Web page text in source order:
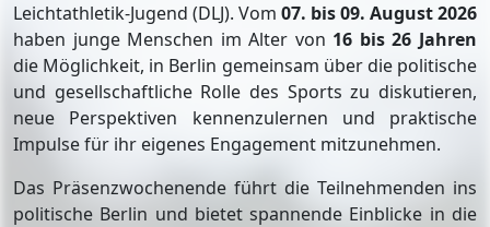
Leichtathletik-Jugend (DLJ). Vom 07. bis 09. August 2026
haben junge Menschen im Alter von 16 bis 26 Jahren
die Möglichkeit, in Berlin gemeinsam über die politische
und gesellschaftliche Rolle des Sports zu diskutieren,
neue Perspektiven kennenzulernen und praktische
Impulse für ihr eigenes Engagement mitzunehmen.
Das Präsenzwochenende führt die Teilnehmenden ins
politische Berlin und bietet spannende Einblicke in die